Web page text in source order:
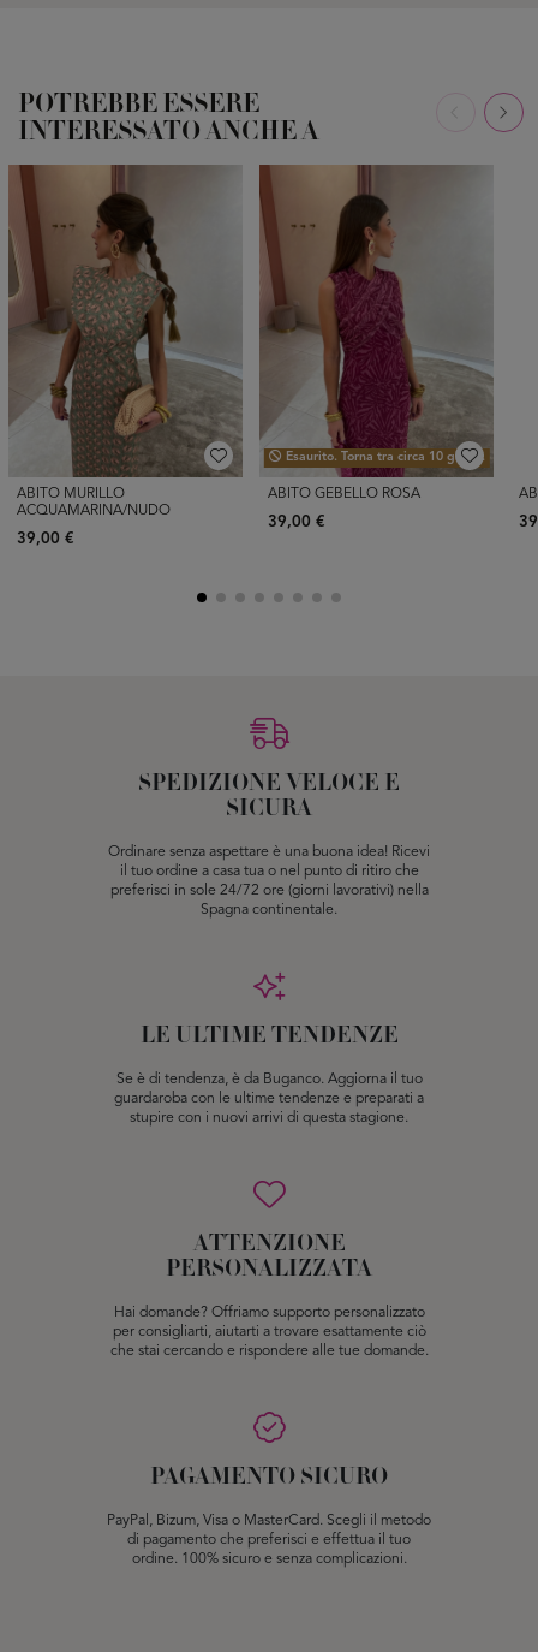
POTREBBE ESSERE
INTERESSATO ANCHE A
ABITO MURILLO
ACQUAMARINA/NUDO
39,00 €
Esaurito. Torna tra circa 10 giorni.
ABITO GEBELLO ROSA
39,00 €
SPEDIZIONE VELOCE E
SICURA
Ordinare senza aspettare è una buona idea! Ricevi
il tuo ordine a casa tua o nel punto di ritiro che
preferisci in sole 24/72 ore (giorni lavorativi) nella
Spagna continentale.
LE ULTIME TENDENZE
Se è di tendenza, è da Buganco. Aggiorna il tuo
guardaroba con le ultime tendenze e preparati a
stupire con i nuovi arrivi di questa stagione.
ATTENZIONE
PERSONALIZZATA
Hai domande? Offriamo supporto personalizzato
per consigliarti, aiutarti a trovare esattamente ciò
che stai cercando e rispondere alle tue domande.
PAGAMENTO SICURO
PayPal, Bizum, Visa o MasterCard. Scegli il metodo
di pagamento che preferisci e effettua il tuo
ordine. 100% sicuro e senza complicazioni.